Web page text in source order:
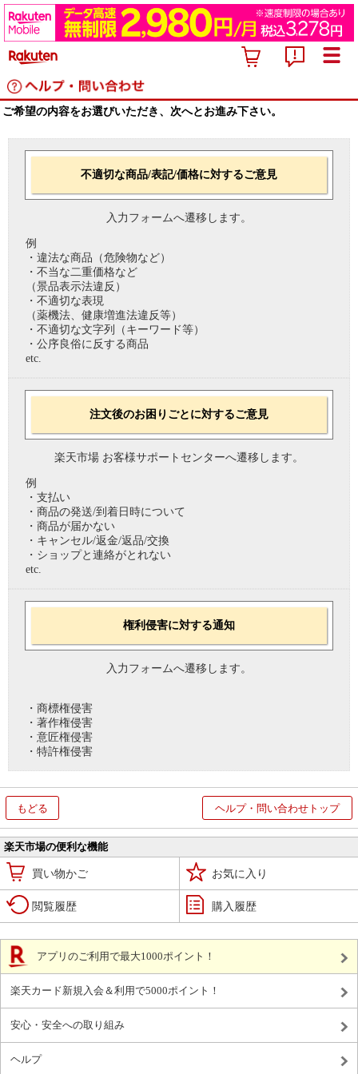
ご希望の内容をお選びいただき、次へとお進み下さい。
不適切な商品/表記/価格に対するご意見
入力フォームへ遷移します。
例
・違法な商品（危険物など）
・不当な二重価格など
（景品表示法違反）
・不適切な表現
（薬機法、健康増進法違反等）
・不適切な文字列（キーワード等）
・公序良俗に反する商品
etc.
注文後のお困りごとに対するご意見
楽天市場 お客様サポートセンターへ遷移します。
例
・支払い
・商品の発送/到着日時について
・商品が届かない
・キャンセル/返金/返品/交換
・ショップと連絡がとれない
etc.
権利侵害に対する通知
入力フォームへ遷移します。
・商標権侵害
・著作権侵害
・意匠権侵害
・特許権侵害
もどる ヘルプ・問い合わせトップ
楽天市場の便利な機能
買い物かご お気に入り
閲覧履歴 購入履歴
アプリのご利用で最大1000ポイント！
楽天カード新規入会＆利用で5000ポイント！
安心・安全への取り組み
ヘルプ